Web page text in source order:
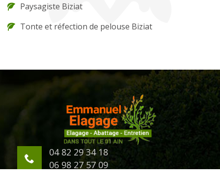
Paysagiste Biziat
Tonte et réfection de pelouse Biziat
04 82 29 34 18
06 98 27 57 09